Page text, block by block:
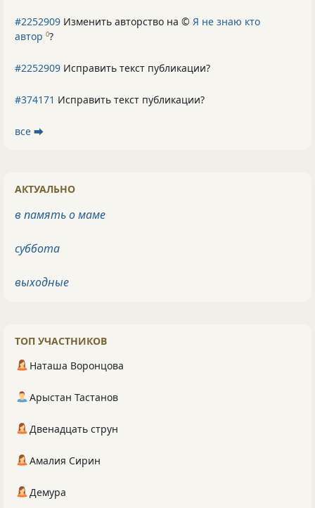
#2252909 Изменить авторство на © Я не знаю кто
автор 0?
#2252909 Исправить текст публикации?
#374171 Исправить текст публикации?
все ⮕
АКТУАЛЬНО
в память о маме
суббота
выходные
ТОП УЧАСТНИКОВ
Наташа Воронцова
Арыстан Тастанов
Двенадцать струн
Амалия Сирин
Демура